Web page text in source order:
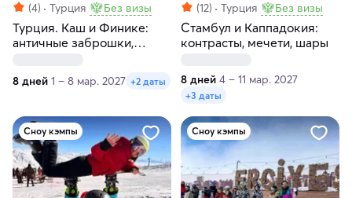
(4) Турция Без визы
Турция. Каш и Финике:
античные заброшки,
секретные бухты
8 дней 1 – 8 мар. 2027 +2 даты
(12) Турция Без визы
Стамбул и Каппадокия:
контрасты, мечети, шары
8 дней 4 – 11 мар. 2027
+3 даты
Сноу кэмпы Сноу кэмпы